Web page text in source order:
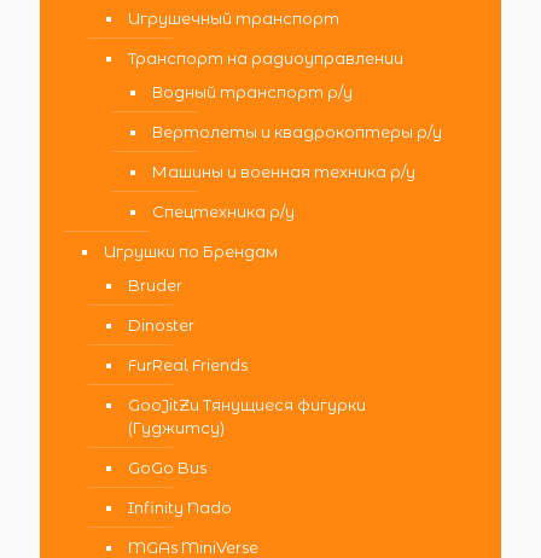
Игрушечный транспорт
Транспорт на радиоуправлении
Водный транспорт р/у
Вертолеты и квадрокоптеры р/у
Машины и военная техника р/у
Спецтехника р/у
Игрушки по Брендам
Bruder
Dinoster
FurReal Friends
GooJitZu Тянущиеся фигурки
(Гуджитсу)
GoGo Bus
Infinity Nado
MGAs MiniVerse